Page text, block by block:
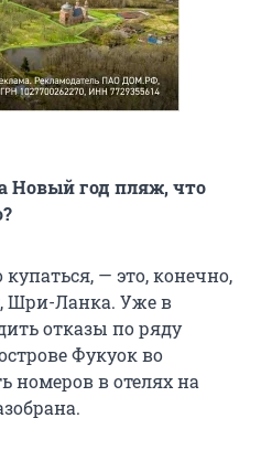
Новый год пляж, что
— это, конечно,
Шри-Ланка. Уже в
отказы по ряду
Фукуок во
номеров в отелях на